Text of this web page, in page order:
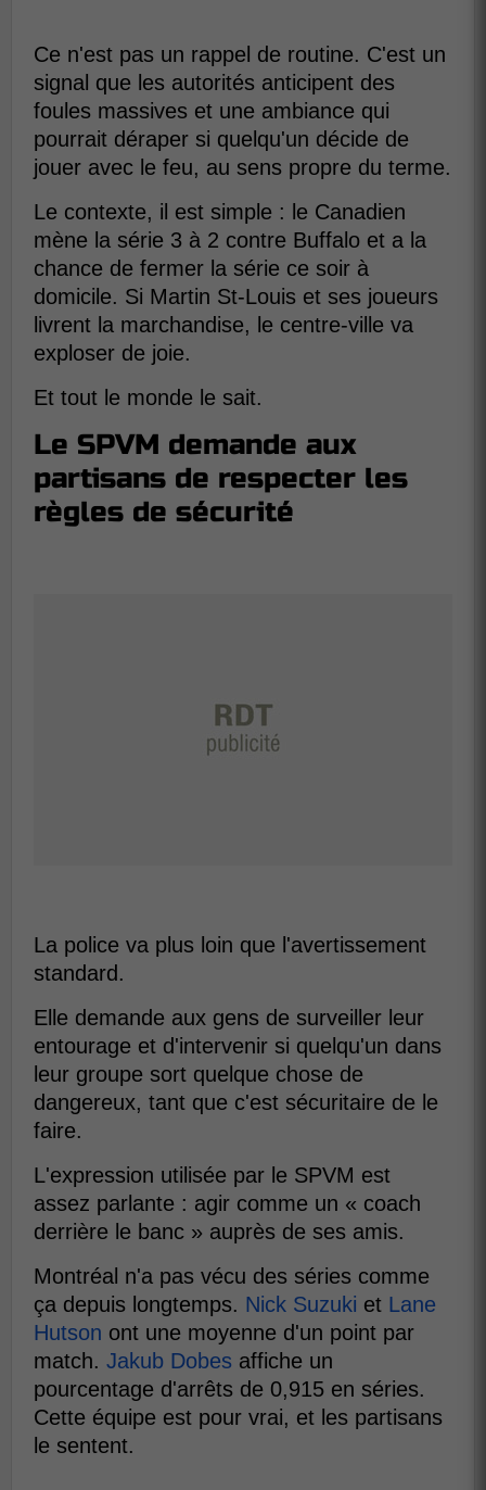
Ce n'est pas un rappel de routine. C'est un
signal que les autorités anticipent des
foules massives et une ambiance qui
pourrait déraper si quelqu'un décide de
jouer avec le feu, au sens propre du terme.
Le contexte, il est simple : le Canadien
mène la série 3 à 2 contre Buffalo et a la
chance de fermer la série ce soir à
domicile. Si Martin St-Louis et ses joueurs
livrent la marchandise, le centre-ville va
exploser de joie.
Et tout le monde le sait.
Le SPVM demande aux
partisans de respecter les
règles de sécurité
La police va plus loin que l'avertissement
standard.
Elle demande aux gens de surveiller leur
entourage et d'intervenir si quelqu'un dans
leur groupe sort quelque chose de
dangereux, tant que c'est sécuritaire de le
faire.
L'expression utilisée par le SPVM est
assez parlante : agir comme un « coach
derrière le banc » auprès de ses amis.
Montréal n'a pas vécu des séries comme
ça depuis longtemps. Nick Suzuki et Lane
Hutson ont une moyenne d'un point par
match. Jakub Dobes affiche un
pourcentage d'arrêts de 0,915 en séries.
Cette équipe est pour vrai, et les partisans
le sentent.